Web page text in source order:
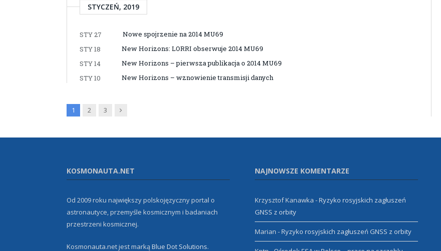
STYCZEŃ, 2019
STY 27
Nowe spojrzenie na 2014 MU69
STY 18
New Horizons: LORRI obserwuje 2014 MU69
STY 14
New Horizons – pierwsza publikacja o 2014 MU69
STY 10
New Horizons – wznowienie transmisji danych
1 2 3 Next
KOSMONAUTA.NET
Od 2009 roku największy polskojęzyczny portal o
astronautyce, przemyśle kosmicznym i badaniach
przestrzeni kosmicznej.
Kosmonauta.net jest markąBlue Dot Solutions.
NAJNOWSZE KOMENTARZE
Krzysztof Kanawka -Ryzyko rosyjskich zagłuszeń
GNSS z orbity
Marian -Ryzyko rosyjskich zagłuszeń GNSS z orbity